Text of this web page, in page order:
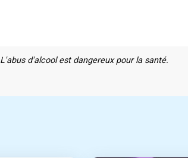
L'abus d'alcool est dangereux pour la santé.